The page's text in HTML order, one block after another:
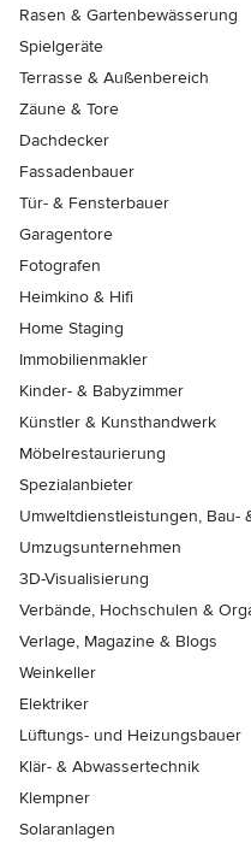
Rasen & Gartenbewässerung
Spielgeräte
Terrasse & Außenbereich
Zäune & Tore
Dachdecker
Fassadenbauer
Tür- & Fensterbauer
Garagentore
Fotografen
Heimkino & Hifi
Home Staging
Immobilienmakler
Kinder- & Babyzimmer
Künstler & Kunsthandwerk
Möbelrestaurierung
Spezialanbieter
Umweltdienstleistungen, Bau-
Umzugsunternehmen
3D-Visualisierung
Verbände, Hochschulen &
Verlage, Magazine & Blogs
Weinkeller
Elektriker
Lüftungs- und Heizungsbauer
Klär- & Abwassertechnik
Klempner
Solaranlagen